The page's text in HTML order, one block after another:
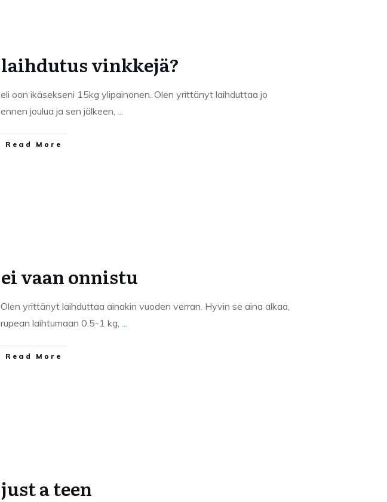
laihdutus vinkkejä?
eli oon ikäsekseni 15kg ylipainonen. Olen yrittänyt laihduttaa jo
ennen joulua ja sen jälkeen, ...
Read More
ei vaan onnistu
Olen yrittänyt laihduttaa ainakin vuoden verran. Hyvin se aina alkaa,
rupean laihtumaan 0.5-1 kg, ...
Read More
just a teen